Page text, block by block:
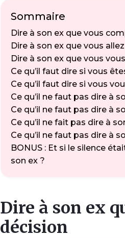
Sommaire
Dire à son ex que vous
Dire à son ex que vous
Dire à son ex que vous
Ce qu’il faut dire si vous
Ce qu’il faut dire si vous
Ce qu’il ne faut pas dire à
Ce qu’il ne faut pas dire à
Ce qu’il ne fait pas dire à
Ce qu’il ne faut pas dire à
BONUS : Et si le silence
son ex ?
Dire à son ex
décision